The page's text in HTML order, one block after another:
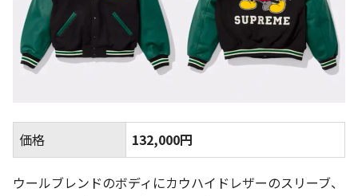
価格 132,000円
ウールブレンドのボディにカウハイドレザーのスリーブ、